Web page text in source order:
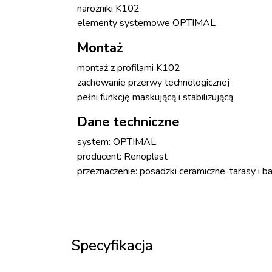
narożniki K102
elementy systemowe OPTIMAL
Montaż
montaż z profilami K102
zachowanie przerwy technologicznej
pełni funkcję maskującą i stabilizującą
Dane techniczne
system: OPTIMAL
producent: Renoplast
przeznaczenie: posadzki ceramiczne, tarasy i
Specyfikacja